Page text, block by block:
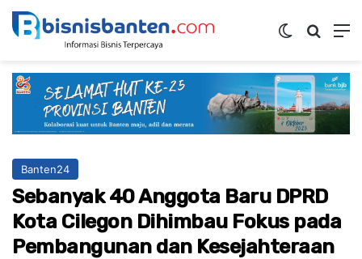
Switch skin
Banten24
Sebanyak 40 Anggota Baru DPRD
Kota Cilegon Dihimbau Fokus pada
Pembangunan dan Kesejahteraan